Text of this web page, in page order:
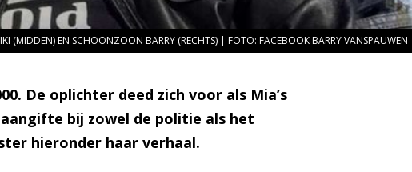
(MIDDEN) EN SCHOONZOON BARRY (RECHTS) | FOTO: FACEBOOK BARRY VANSPAUWEN
De oplichter deed zich voor als Mia’s
bij zowel de politie als het
hieronder haar verhaal.